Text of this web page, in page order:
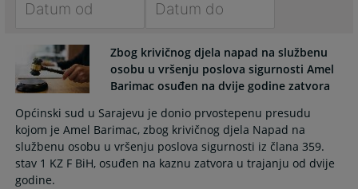
forward
interact
with
the
calendar
and
select
forward
to
interact
with
the
calendar
and
Zbog krivičnog djela napad na službenu
osobu u vršenju poslova sigurnosti Amel
Barimac osuđen na dvije godine zatvora
Općinski sud u Sarajevu je donio prvostepenu presudu
kojom je Amel Barimac, zbog krivičnog djela Napad na
službenu osobu u vršenju poslova sigurnosti iz člana 359.
stav 1 KZ F BiH, osuđen na kaznu zatvora u trajanju od dvije
godine.